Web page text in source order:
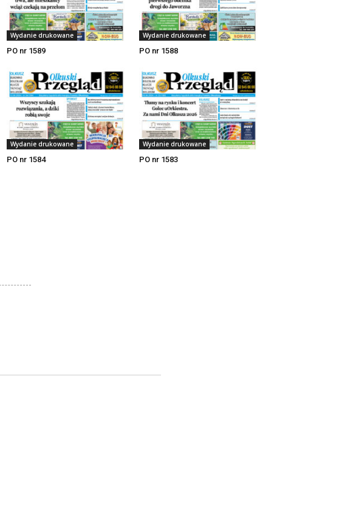
Wydanie drukowane
PO nr 1589
Wydanie drukowane
PO nr 1588
Wydanie drukowane
PO nr 1584
Wydanie drukowane
PO nr 1583